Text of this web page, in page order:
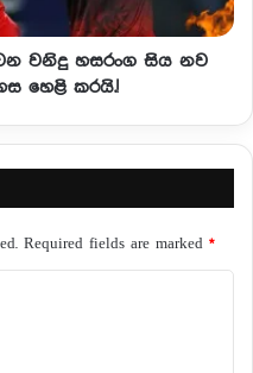
වනිදු හසරංග සිය නව
හෙළි කරයි.!
Required fields are marked *